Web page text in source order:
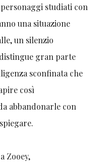
studiati con
una situazione
un silenzio
gran parte
sconfinata che
così
abbandonarle con
Zooey,